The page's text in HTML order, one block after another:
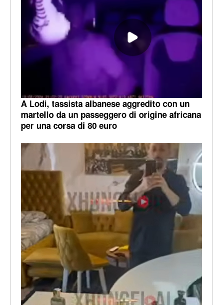
A Lodi, tassista albanese aggredito con un
martello da un passeggero di origine africana
per una corsa di 80 euro